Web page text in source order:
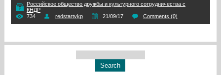
Российское общество дружбы и культурного сотрудничества с
КНДР
734
redstartvkp 21/09/17 Comments (0)